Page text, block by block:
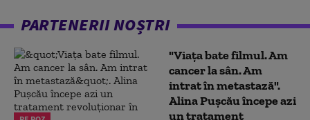
PARTENERII NOȘTRI
"Viața bate filmul. Am
cancer la sân. Am
intrat în metastază".
Alina Pușcău începe azi
un tratament